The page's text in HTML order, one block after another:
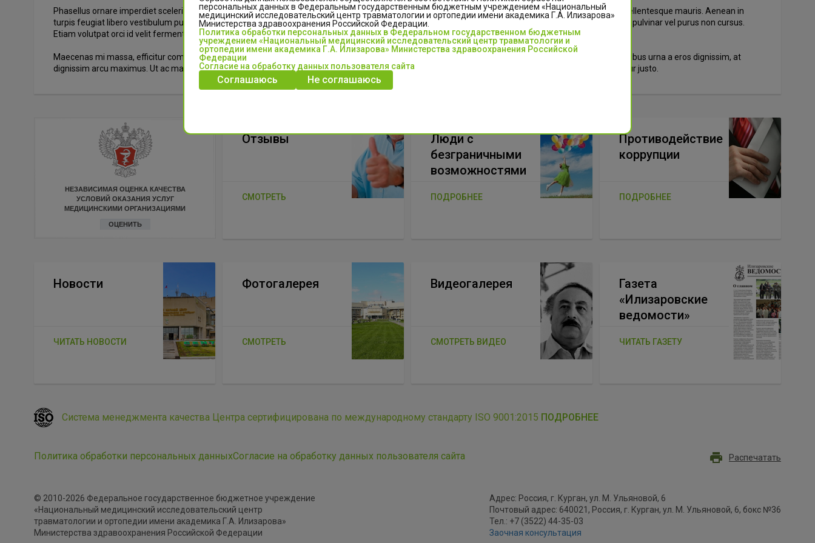
Phasellus ornare imperdiet scelerisque. Mauris pellentesque purus sed quam condimentum sodales. Pellentesque in sem pharetra, vehicula quam ut, pellentesque mauris. Aenean in
turpis feugiat libero vestibulum pulvinar. Mauris a vestibulum lorem. Praesent sodales urna sed dui convallis, vel ultrices magna pellentesque. Maecenas pulvinar vel purus non cursus.
Etiam volutpat orci id velit fermentum, sit amet mollis ligula ultrices. Nulla sit amet mauris non erat pulvinar ullamcorper nec eu arcu.
Maecenas mi massa, efficitur commodo erat placerat, ornare interdum justo. Sed id malesuada est. Fusce eleifend odio at elementum dictum. Fusce finibus urna a eros dignissim, at
dignissim arcu maximus. Ut ac mattis ligula. Sed id lectus non purus dictum pulvinar. Praesent mauris nulla, ultrices sit amet ipsum eu, finibus consectetur justo.
НЕЗАВИСИМАЯ ОЦЕНКА КАЧЕСТВА
УСЛОВИЙ ОКАЗАНИЯ УСЛУГ
МЕДИЦИНСКИМИ ОРГАНИЗАЦИЯМИ
ОЦЕНИТЬ
Отзывы
СМОТРЕТЬ
Люди с
безграничными
возможностями
ПОДРОБНЕЕ
Противодействие
коррупции
ПОДРОБНЕЕ
Новости
ЧИТАТЬ НОВОСТИ
Фотогалерея
СМОТРЕТЬ
Видеогалерея
СМОТРЕТЬ ВИДЕО
Газета
«Илизаровские
ведомости»
ЧИТАТЬ ГАЗЕТУ
Система менеджмента качества Центра сертифицирована по международному стандарту ISO 9001:2015 ПОДРОБНЕЕ
Политика обработки персональных данныхСогласие на обработку данных пользователя сайта Распечатать
© 2010-2026 Федеральное государственное бюджетное учреждение
«Национальный медицинский исследовательский центр
травматологии и ортопедии имени академика Г.А. Илизарова»
Министерства здравоохранения Российской Федерации
Адрес: Россия, г. Курган, ул. М. Ульяновой, 6
Почтовый адрес: 640021, Россия, г. Курган, ул. М. Ульяновой, 6, бокс №36
Тел.: +7 (3522) 44-35-03
Заочная консультация
персональных данных в Федеральным государственным бюджетным учреждением «Национальный
медицинский исследовательский центр травматологии и ортопедии имени академика Г.А. Илизарова»
Министерства здравоохранения Российской Федерации.
Политика обработки персональных данных в Федеральном государственном бюджетным
учреждением «Национальный медицинский исследовательский центр травматологии и
ортопедии имени академика Г.А. Илизарова» Министерства здравоохранения Российской
Федерации
Согласие на обработку данных пользователя сайта
Соглашаюсь Не соглашаюсь